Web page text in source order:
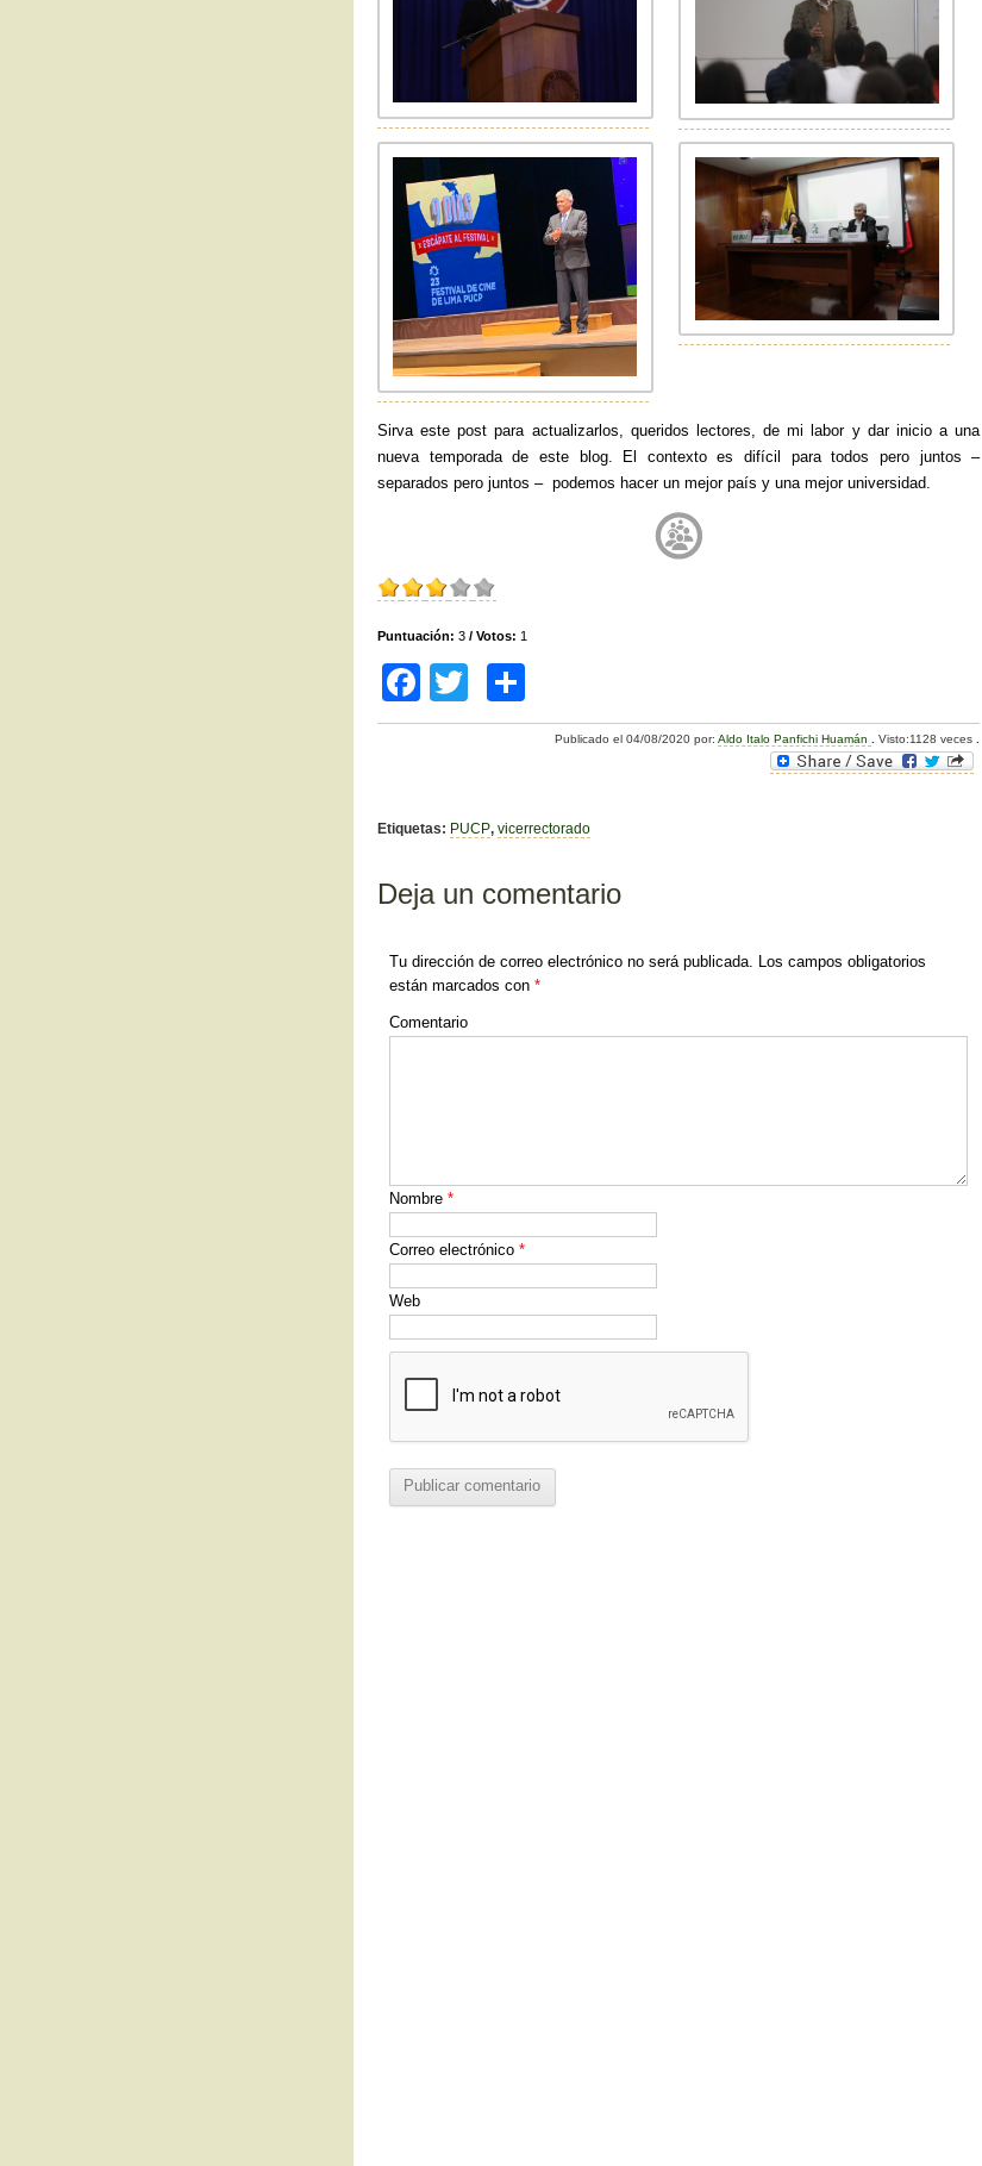
Sirva este post para actualizarlos, queridos lectores, de mi labor y dar inicio a una
nueva temporada de este blog. El contexto es difícil para todos pero juntos –
separados pero juntos – podemos hacer un mejor país y una mejor universidad.
Puntuación: 3 / Votos: 1
F
a
b
o
k
wi o
ar
Publicado el04/08/2020 por:Aldo Italo Panfichi Huamán Visto:1128 veces
Etiquetas: PUCP, vicerrectorado
Deja un comentario
Tu dirección de correo electrónico no será publicada. Los campos obligatorios
están marcados con *
Comentario
Nombre *
Correo electrónico *
Web